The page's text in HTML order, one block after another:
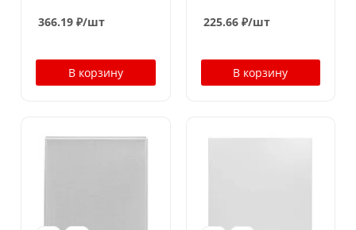
366.19 ₽/шт
В корзину
225.66₽/шт
В корзину